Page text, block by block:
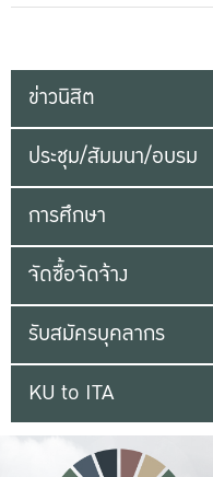
ข่าวนิสิต
ประชุม/สัมมนา/อบรม
การศึกษา
จัดซื้อจัดจ้าง
รับสมัครบุคลากร
KU to ITA